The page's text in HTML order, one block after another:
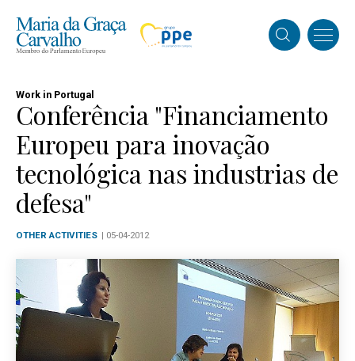
Work in Portugal
Conferência "Financiamento
Europeu para inovação
tecnológica nas industrias de
defesa"
OTHER ACTIVITIES | 05-04-2012